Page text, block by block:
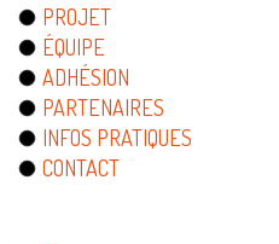
PROJET
ÉQUIPE
ADHÉSION
PARTENAIRES
INFOS PRATIQUES
CONTACT